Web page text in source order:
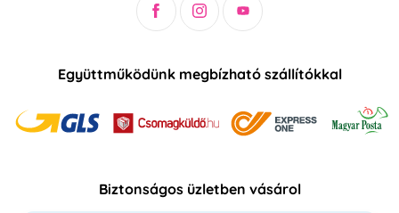
Együttműködünk megbízható szállítókkal
Biztonságos üzletben vásárol